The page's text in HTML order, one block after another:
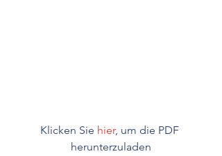
Klicken Sie hier, um die PDF
herunterzuladen